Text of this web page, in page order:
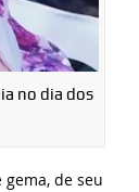
no dia dos
de seu